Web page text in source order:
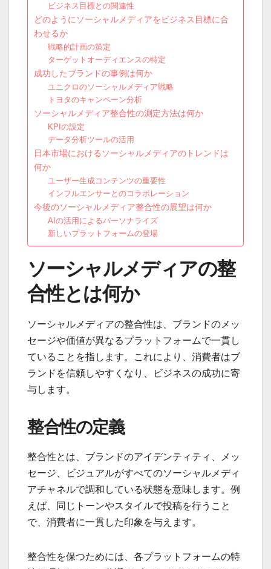
ビジネス目標との関連性
どのようにソーシャルメディアをビジネス目標に合
わせるか
戦略的計画の策定
ターゲットオーディエンスの特定
成功したブランドの事例は何か
ユニクロのソーシャルメディア戦略
トヨタのキャンペーン分析
ソーシャルメディア整合性の測定方法は何か
KPIの設定
データ分析ツールの活用
日本市場におけるソーシャルメディアのトレンドは
何か
ユーザー生成コンテンツの重要性
インフルエンサーとのコラボレーション
今後のソーシャルメディア整合性の展望は何か
AIの活用によるパーソナライズ
新しいプラットフォームの登場
ソーシャルメディアの整
合性とは何か
ソーシャルメディアの整合性は、ブランドのメッ
セージや価値が異なるプラットフォームで一貫し
ていることを指します。これにより、消費者はブ
ランドを信頼しやすくなり、ビジネスの成功に寄
与します。
整合性の定義
整合性とは、ブランドのアイデンティティ、メッ
セージ、ビジュアルがすべてのソーシャルメディ
アチャネルで調和している状態を意味します。例
えば、同じトーンやスタイルで投稿を行うこと
で、消費者に一貫した印象を与えます。
整合性を保つためには、各プラットフォームの特